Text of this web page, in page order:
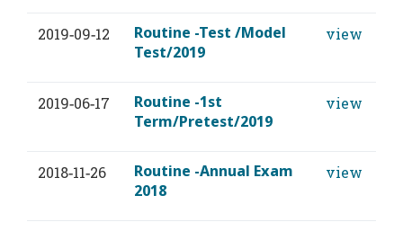
2019-09-12
Routine -Test /Model
Test/2019
view
2019-06-17
Routine -1st
Term/Pretest/2019
view
2018-11-26
Routine -Annual Exam
2018
view